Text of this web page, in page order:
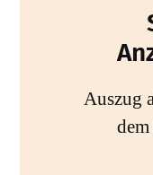
Auszug